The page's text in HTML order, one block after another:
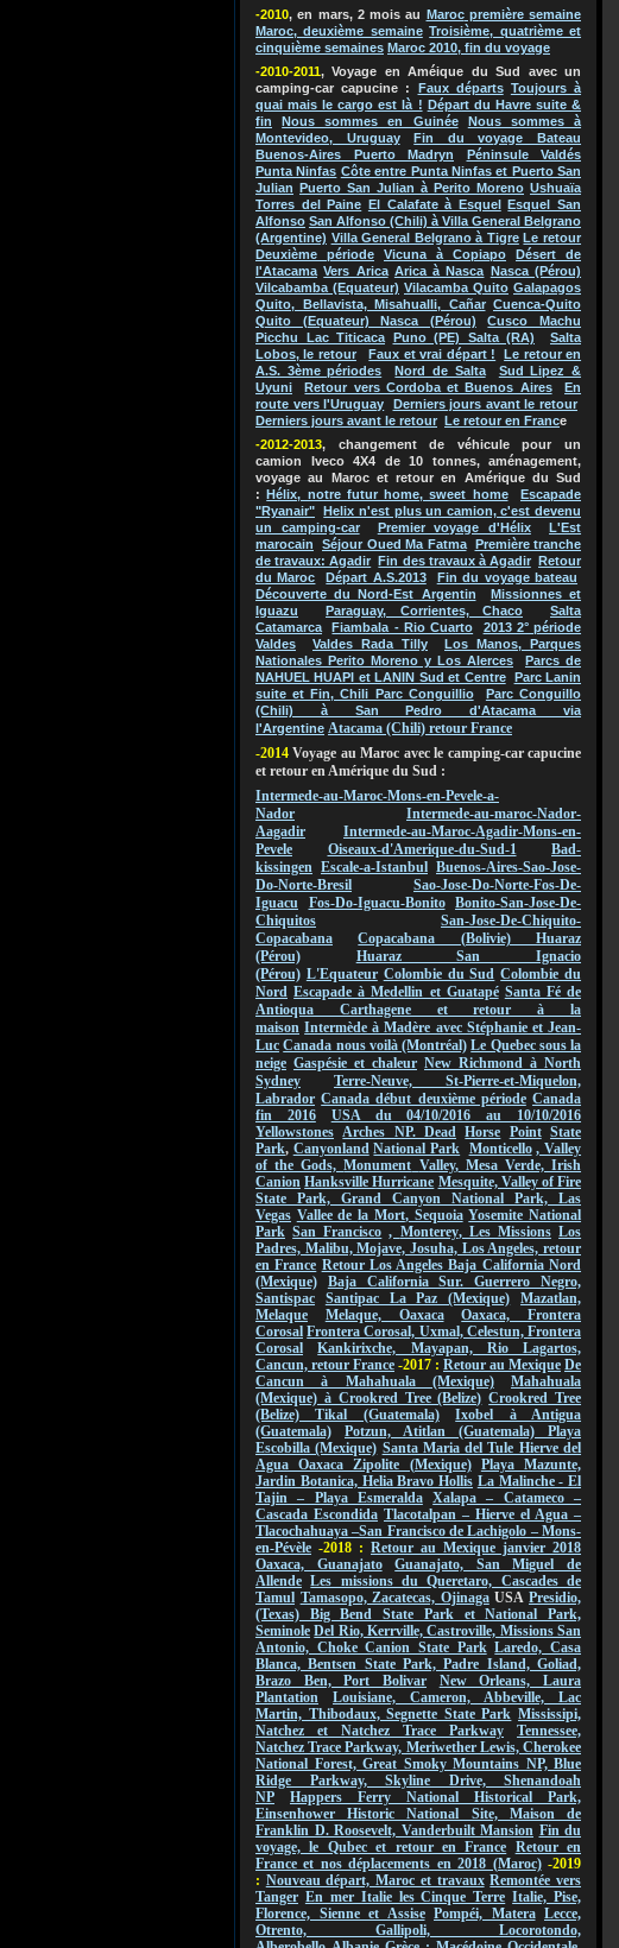
-2010, en mars, 2 mois au Marocpremière semaine
Maroc, deuxième semaine Troisième, quatrième et
cinquième semaines Maroc 2010, fin du voyage
-2010-2011, Voyage en Améique du Sud avec un
camping-car capucine : Faux départs Toujours à
quai mais le cargo est là ! Départ du Havre suite &
fin
Nous sommes en Guinée
Nous sommes à
Montevideo, Uruguay
Fin du voyage Bateau
Buenos-Aires Puerto Madryn
Péninsule Valdés
Punta Ninfas Côte entre Punta Ninfas et Puerto San
Julian
Puerto San Julian à Perito Moreno Ushuaïa
Torres del Paine
El Calafate à Esquel
Esquel San
Alfonso San Alfonso (Chili) à Villa General Belgrano
(Argentine) Villa General Belgrano à Tigre Le retour
Deuxième période
Vicuna à Copiapo
Désert de
l'Atacama Vers Arica Arica à Nasca
Nasca (Pérou)
Vilcabamba (Equateur) Vilacamba Quito Galapagos
Quito, Bellavista, Misahualli, Cañar Cuenca-Quito
Quito (Equateur) Nasca (Pérou)
Cusco Machu
Picchu Lac Titicaca
Puno (PE) Salta (RA)
Salta
Lobos, le retour
Faux et vrai départ !
Le retour en
A.S. 3ème périodes
Nord de Salta
Sud Lipez &
Uyuni
Retour vers Cordoba et Buenos Aires
En
route vers l'Uruguay
Derniers jours avant le retour
Derniers jours avant le retour
Le retour en France
-2012-2013, changement de véhicule pour un
camion Iveco 4X4 de 10 tonnes, aménagement,
voyage au Maroc et retour en Amérique du Sud
:
Hélix, notre futur home, sweet home
Escapade
"Ryanair"
Helix n'est plus un camion, c'est devenu
un camping-car
Premier voyage d'Hélix
L'Est
marocain
Séjour Oued Ma Fatma
Première tranche
de travaux: Agadir
Fin des travaux à Agadir
Retour
du Maroc
Départ A.S.2013
Fin du voyage bateau
Découverte du Nord-Est Argentin
Missionnes et
Iguazu
Paraguay, Corrientes, Chaco
Salta
Catamarca
Fiambala - Rio Cuarto
2013 2° période
Valdes
Valdes Rada Tilly
Los Manos, Parques
Nationales Perito Moreno y Los Alerces
Parcs de
NAHUEL HUAPI et LANIN Sud et Centre
Parc Lanin
suite et Fin, Chili Parc Conguillio
Parc Conguillo
(Chili) à San Pedro d'Atacama via
l'Argentine Atacama (Chili) retour France
-2014 Voyage au Maroc avec le camping-car capucine
et retour en Amérique du Sud :
Intermede-au-Maroc-Mons-en-Pevele-a-
Nador
Intermede-au-maroc-Nador-
Aagadir
Intermede-au-Maroc-Agadir-Mons-en-
Pevele
Oiseaux-d'Amerique-du-Sud-1
Bad-
kissingen Escale-a-Istanbul Buenos-Aires-Sao-Jose-
Do-Norte-Bresil
Sao-Jose-Do-Norte-Fos-De-
Iguacu
Fos-Do-Iguacu-Bonito
Bonito-San-Jose-De-
Chiquitos
San-Jose-De-Chiquito-
Copacabana
Copacabana (Bolivie) Huaraz
(Pérou)
Huaraz San Ignacio
(Pérou) L'Equateur Colombie du Sud Colombie du
Nord Escapade à Medellin et Guatapé Santa Fé de
Antioqua Carthagene et retour à la
maison Intermède à Madère avec Stéphanie et Jean-
Luc Canada nous voilà (Montréal) Le Quebec sous la
neige Gaspésie et chaleur New Richmond à North
Sydney
Terre-Neuve, St-Pierre-et-Miquelon,
Labrador Canada début deuxième période Canada
fin 2016
USA du 04/10/2016 au 10/10/2016
Yellowstones Arches NP.Dead Horse Point State
Park, Canyonland National Park Monticello , Valley
of the Gods,Monument Valley,Mesa Verde, Irish
Canion Hanksville Hurricane Mesquite, Valley of Fire
State Park, Grand Canyon National Park, Las
Vegas Vallee dela Mort,Sequoia Yosemite National
Park San Francisco , Monterey, Les Missions Los
Padres, Malibu, Mojave, Josuha, Los Angeles, retour
en France Retour Los Angeles Baja California Nord
(Mexique)
Baja California Sur. Guerrero Negro,
Santispac
Santipac La Paz (Mexique)
Mazatlan,
Melaque
Melaque, Oaxaca
Oaxaca, Frontera
Corosal Frontera Corosal, Uxmal, Celestun, Frontera
Corosal
Kankirixche, Mayapan, Rio Lagartos,
Cancun, retour France -2017 : Retour au Mexique De
Cancun à Mahahuala (Mexique)
Mahahuala
(Mexique) à Crookred Tree (Belize) Crookred Tree
(Belize) Tikal (Guatemala)
Ixobel à Antigua
(Guatemala)
Potzun, Atitlan (Guatemala) Playa
Escobilla (Mexique) Santa Maria del Tule Hierve del
Agua Oaxaca Zipolite (Mexique) Playa Mazunte,
Jardin Botanica, Helia Bravo Hollis La Malinche - El
Tajin – Playa Esmeralda Xalapa – Catameco –
Cascada Escondida Tlacotalpan – Hierve el Agua –
Tlacochahuaya –San Francisco de Lachigolo – Mons-
en-Pévèle -2018 : Retour au Mexique janvier 2018
Oaxaca, Guanajato
Guanajato, San Miguel de
Allende Les missions du Queretaro, Cascades de
Tamul Tamasopo, Zacatecas, OjinagaUSAPresidio,
(Texas) Big Bend State Park et National Park,
Seminole Del Rio, Kerrville, Castroville, Missions San
Antonio, Choke Canion State Park Laredo, Casa
Blanca, Bentsen State Park, Padre Island, Goliad,
Brazo Ben, Port Bolivar
New Orleans, Laura
Plantation
Louisiane, Cameron, Abbeville, Lac
Martin, Thibodaux, Segnette State Park Mississipi,
Natchez et Natchez Trace Parkway
Tennessee,
Natchez Trace Parkway, Meriwether Lewis, Cherokee
National Forest, Great Smoky Mountains NP, Blue
Ridge Parkway, Skyline Drive, Shenandoah
NP
Happers Ferry National Historical Park,
Einsenhower Historic National Site, Maison de
Franklin D. Roosevelt, Vanderbuilt Mansion Fin du
voyage, le Qubec et retour en France Retour en
France et nos déplacements en 2018 (Maroc) -2019
: Nouveau départ, Maroc et travaux Remontée vers
Tanger En mer Italie les Cinque Terre Italie, Pise,
Florence, Sienne et Assise Pompéi, Matera Lecce,
Otrento, Gallipoli, Locorotondo,